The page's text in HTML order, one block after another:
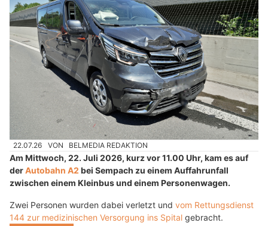
22.07.26 VON BELMEDIA REDAKTION
Am Mittwoch, 22. Juli 2026, kurz vor 11.00 Uhr, kam es auf
derAutobahn A2 bei Sempach zu einem Auffahrunfall
zwischen einem Kleinbus und einem Personenwagen.
Zwei Personen wurden dabei verletzt und vom Rettungsdienst
144 zur medizinischen Versorgung ins Spital gebracht.